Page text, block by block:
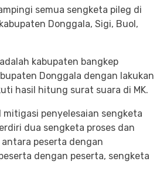
semua sengketa pileg di
Donggala, Sigi, Buol,
kabupaten bangkep
Donggala dengan lakukan
hasil hitung surat suara di MK.
penyelesaian sengketa
dua sengketa proses dan
peserta dengan
dengan peserta, sengketa